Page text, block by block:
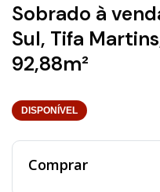
Sobrado à
Sul, Tifa
92,88m²
DISPONÍVEL
Comprar